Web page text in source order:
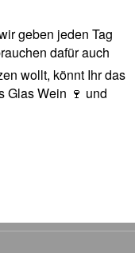
geben jeden Tag
dafür auch
wollt, könnt Ihr das
Glas Wein 🍷 und